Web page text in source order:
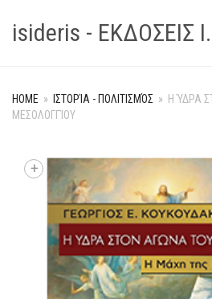
isideris - ΕΚΔΟΣΕΙΣ
HOME » ΙΣΤΟΡΊΑ - ΠΟΛΙΤΙΣΜΌΣ » Η ΎΔΡΑ
ΜΕΣΟΛΟΓΓΊΟΥ
+